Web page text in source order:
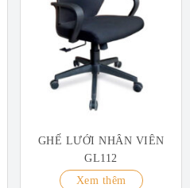
GHẾ LƯỚI NHÂN VIÊN
GL112
Xem thêm